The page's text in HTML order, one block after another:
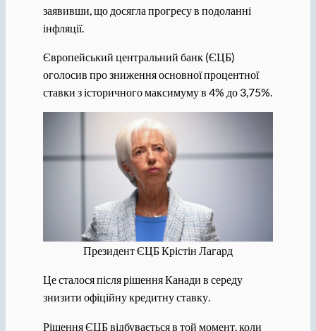
заявивши, що досягла прогресу в подоланні
інфляції.
Європейський центральний банк (ЄЦБ)
оголосив про зниження основної процентної
ставки з історичного максимуму в 4% до 3,75%.
Президент ЄЦБ Крістін Лагард
Це сталося після рішення Канади в середу
знизити офіційну кредитну ставку.
Рішення ЄЦБ відбувається в той момент, коли